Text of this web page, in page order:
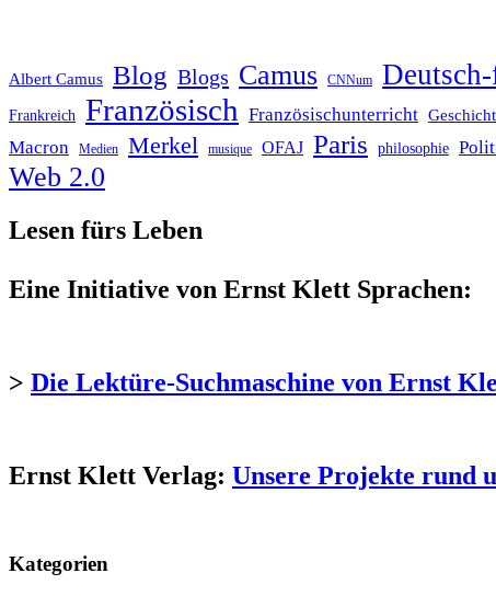
Albert Camus Blog Blogs Camus CNNum
Frankreich Französisch Französischunterricht
Macron Medien Merkel musique OFAJ Paris philosophie
Web 2.0
Lesen fürs Leben
Eine Initiative von Ernst Klett Sprachen:
> Die Lektüre-Suchmaschine von Ernst
Ernst Klett Verlag: Unsere Projekte rund
Kategorien